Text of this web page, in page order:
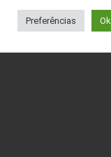
Preferências